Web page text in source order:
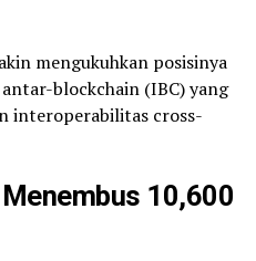
mengukuhkan posisinya
blockchain (IBC) yang
interoperabilitas cross-
10,600